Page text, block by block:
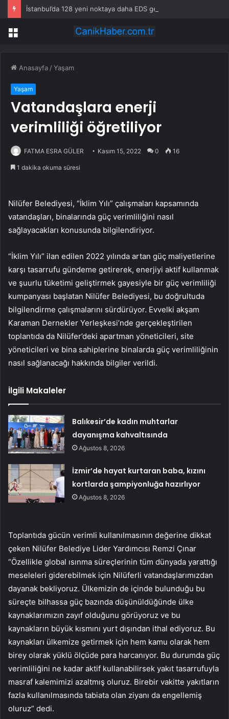
İstanbul’da 128 yeni noktaya daha EDS geliyor
Menü
Anasayfa /Yaşam
Yaşam
Vatandaşlara enerji
verimliliği öğretiliyor
FATMA ESRA GÜLER Kasım 15, 2022 0 16
1 dakika okuma süresi
Nilüfer Belediyesi, “İklim Yılı” çalışmaları kapsamında
vatandaşları, binalarında güç verimliliğini nasıl
sağlayacakları konusunda bilgilendiriyor.
“İklim Yılı” ilan edilen 2022 yılında artan güç maliyetlerine
karşı tasarrufu gündeme getirerek, enerjiyi aktif kullanmak
ve şuurlu tüketimi geliştirmek gayesiyle bir güç verimliliği
kumpanyası başlatan Nilüfer Belediyesi, bu doğrultuda
bilgilendirme çalışmalarını sürdürüyor. Evvelki akşam
Karaman Dernekler Yerleşkesi’nde gerçekleştirilen
toplantıda da Nilüfer’deki apartman yöneticileri, site
yöneticileri ve bina sahiplerine binalarda güç verimliliğinin
nasıl sağlanacağı hakkında bilgiler verildi.
İlgili Makaleler
Balıkesir’de kadın muhtarlar
dayanışma kahvaltısında
Ağustos 8, 2026
İzmir’de hayat kurtaran baba, kızını
kortlarda şampiyonluğa hazırlıyor
Ağustos 8, 2026
Toplantıda gücün verimli kullanılmasının değerine dikkat
çeken Nilüfer Belediye Lider Yardımcısı Remzi Çınar
“Özellikle global ısınma süreçlerinin tüm dünyada yarattığı
meseleleri giderebilmek için Nilüferli vatandaşlarımızdan
dayanak bekliyoruz. Ülkemizin de içinde bulunduğu bu
süreçte bilhassa güç bazında düşünüldüğünde ülke
kaynaklarımızın zayıf olduğunu görüyoruz ve bu
kaynakların büyük kısmını yurt dışından ithal ediyoruz. Bu
kaynakları ülkemize getirmek için hem kamu olarak hem
birey olarak yüklü ölçüde para harcanıyor. Bu durumda güç
verimliliğini ne kadar aktif kullanabilirsek yakıt tasarrufuyla
masraf kalemimizi azaltmış oluruz. Birebir vakitte yakıtların
fazla kullanılmasında tabiata olan ziyanı da engellemiş
oluruz” dedi.